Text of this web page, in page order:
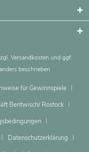
Versandkosten und ggf.
beschrieben
für Gewinnspiele
Bentwisch/ Rostock
Datenschutzerklärung